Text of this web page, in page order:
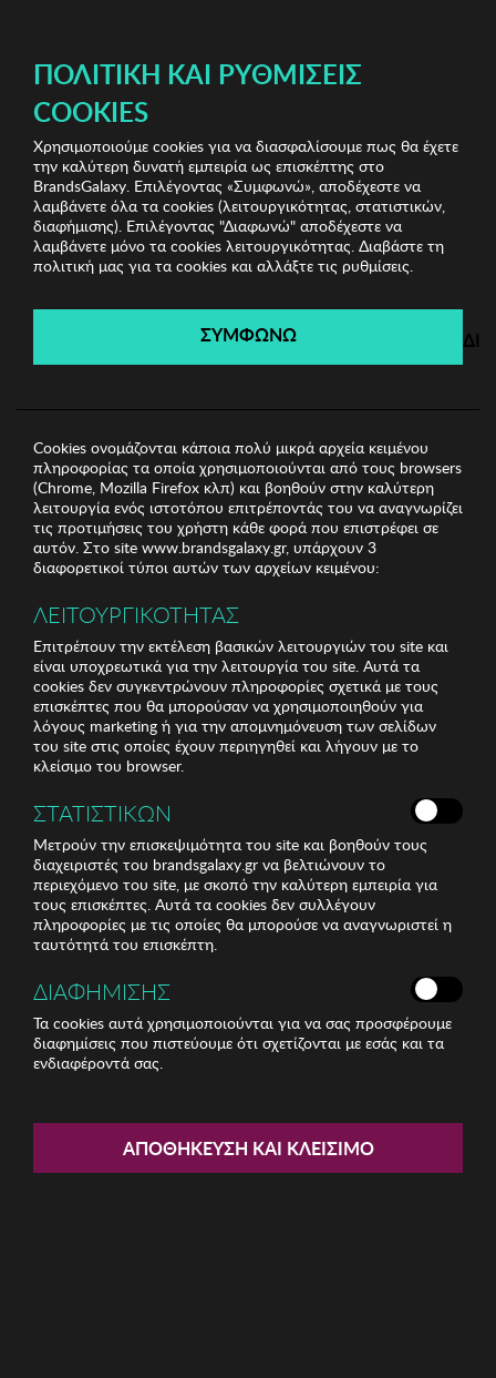
Branded Underwear Γυναικεία Εσώρουχα
Γυναικείο
Στρίνγκ Selene
Branded Underwear
Λήγει σε: 00ημέρες | 00ώρες 00λεπτά 00δευτ.
Γυναικείο Στρίνγκ Selene
ΠΟΛΙΤΙΚΉ ΚΑΙ ΡΥΘΜΊΣΕΙΣ
COOKIES
Χρησιμοποιούμε cookies για να διασφαλίσουμε πως θα έχετε
την καλύτερη δυνατή εμπειρία ως επισκέπτης στο
BrandsGalaxy. Επιλέγοντας «Συμφωνώ», αποδέχεστε να
λαμβάνετε όλα τα cookies (λειτουργικότητας, στατιστικών,
διαφήμισης). Επιλέγοντας "Διαφωνώ" αποδέχεστε να
λαμβάνετε μόνο τα cookies λειτουργικότητας. Διαβάστε τη
πολιτική μας για τα cookies και αλλάξτε τις ρυθμίσεις.
ΣΥΜΦΩΝΩ
Cookies ονομάζονται κάποια πολύ μικρά αρχεία κειμένου
πληροφορίας τα οποία χρησιμοποιούνται από τους browsers
(Chrome, Mozilla Firefox κλπ) και βοηθούν στην καλύτερη
λειτουργία ενός ιστοτόπου επιτρέποντάς του να αναγνωρίζει
τις προτιμήσεις του χρήστη κάθε φορά που επιστρέφει σε
αυτόν. Στο site www.brandsgalaxy.gr, υπάρχουν 3
διαφορετικοί τύποι αυτών των αρχείων κειμένου:
ΛΕΙΤΟΥΡΓΙΚΟΤΗΤΑΣ
Επιτρέπουν την εκτέλεση βασικών λειτουργιών του site και
είναι υποχρεωτικά για την λειτουργία του site. Αυτά τα
cookies δεν συγκεντρώνουν πληροφορίες σχετικά με τους
επισκέπτες που θα μπορούσαν να χρησιμοποιηθούν για
λόγους marketing ή για την απομνημόνευση των σελίδων
του site στις οποίες έχουν περιηγηθεί και λήγουν με το
κλείσιμο του browser.
ΣΤΑΤΙΣΤΙΚΩΝ
Μετρούν την επισκεψιμότητα του site και βοηθούν τους
διαχειριστές του brandsgalaxy.gr να βελτιώνουν το
περιεχόμενο του site, με σκοπό την καλύτερη εμπειρία για
τους επισκέπτες. Αυτά τα cookies δεν συλλέγουν
πληροφορίες με τις οποίες θα μπορούσε να αναγνωριστεί η
ταυτότητά του επισκέπτη.
ΔΙΑΦΗΜΙΣΗΣ
Τα cookies αυτά χρησιμοποιούνται για να σας προσφέρουμε
διαφημίσεις που πιστεύουμε ότι σχετίζονται με εσάς και τα
ενδιαφέροντά σας.
ΑΠΟΘΉΚΕΥΣΗ ΚΑΙ ΚΛΕΊΣΙΜΟ